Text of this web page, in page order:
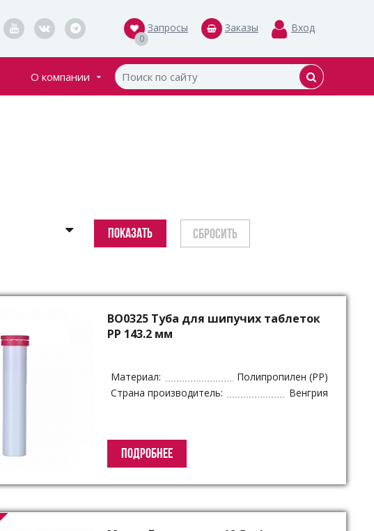
0
Запросы Заказы Вход
О компании
BO0325 Туба для шипучих таблеток
PP 143.2 мм
Материал:
Полипропилен (PP)
Страна производитель:
Венгрия
ПОДРОБНЕЕ